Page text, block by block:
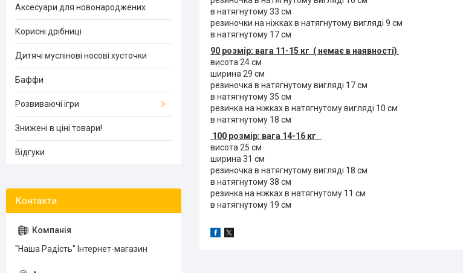
в натягнутому 33 см
резиночки на ніжках в натягнутому вигляді 9 см
в натягнутому 17 см
90 розмір: вага 11-15 кг ( немає в наявності)
висота 24 см
ширина 29 см
резиночка в натягнутому вигляді 17 см
в натягнутому 35 см
резинка на ніжках в натягнутому вигляді 10 см
в натягнутому 18 см
100 розмір: вага 14-16 кг
висота 25 см
ширина 31 см
резиночка в натягнутому вигляді 18 см
в натягнутому 38 см
резинка на ніжках в натягнутому 11 см
в натягнутому 19 см
Аксесуари для новонароджених
Корисні дрібниці
Дитячі муслінові носові хусточки
Баффи
Розвиваючі ігри
Знижені в ціні товари!
Відгуки
"Наша Радість" Інтернет-магазин